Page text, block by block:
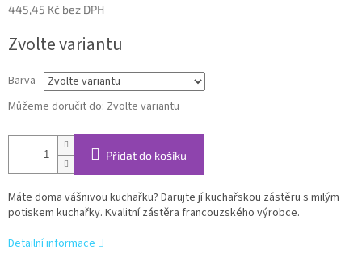
445,45 Kč bez DPH
cena:
Zvolte variantu
Barva
Můžeme doručit do: Zvolte variantu
Přidat do košíku
Máte doma vášnivou kuchařku? Darujte jí kuchařskou zástěru s milým
potiskem kuchařky. Kvalitní zástěra francouzského výrobce.
Detailní informace